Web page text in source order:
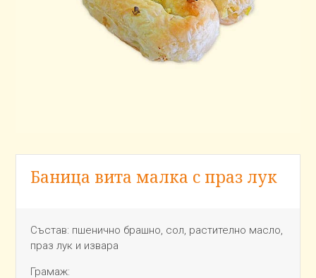
Баница вита малка с праз лук
Състав: пшенично брашно, сол, растително масло,
праз лук и извара
Грамаж: